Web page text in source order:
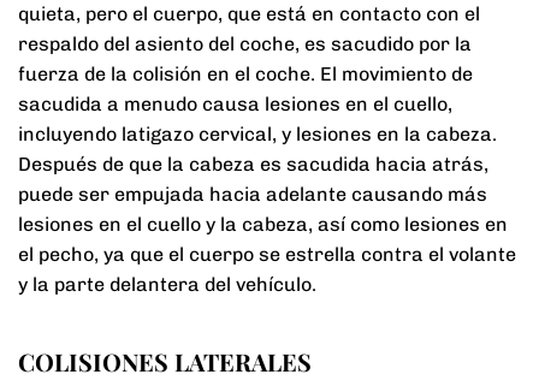
quieta, pero el cuerpo, que está en contacto con el
respaldo del asiento del coche, es sacudido por la
fuerza de la colisión en el coche. El movimiento de
sacudida a menudo causa lesiones en el cuello,
incluyendo latigazo cervical, y lesiones en la cabeza.
Después de que la cabeza es sacudida hacia atrás,
puede ser empujada hacia adelante causando más
lesiones en el cuello y la cabeza, así como lesiones en
el pecho, ya que el cuerpo se estrella contra el volante
y la parte delantera del vehículo.
COLISIONES LATERALES